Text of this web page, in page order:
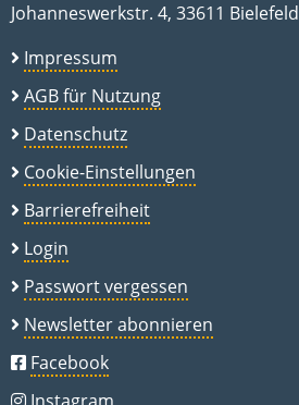
Johanneswerkstr. 4, 33611 Bielefeld
Impressum
AGB für Nutzung
Datenschutz
Cookie-Einstellungen
Barrierefreiheit
Login
Passwort vergessen
Newsletter abonnieren
Facebook